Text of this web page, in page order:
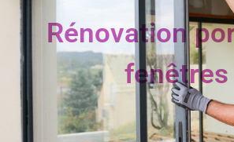
Rénovation
fenêtres